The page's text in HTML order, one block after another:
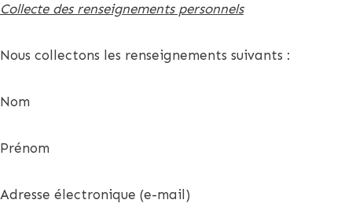
Collecte des renseignements personnels
Nous collectons les renseignements suivants :
Nom
Prénom
Adresse électronique (e-mail)